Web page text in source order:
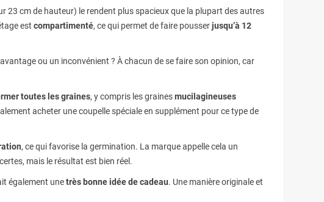
23 cm de hauteur) le rendent plus spacieux que la plupart des autres
est compartimenté, ce qui permet de faire pousserjusqu’à 12
ou un inconvénient ? À chacun de se faire son opinion, car
toutes les graines, y compris les grainesmucilagineuses
acheter une coupelle spéciale en supplément pour ce type de
, ce qui favorise la germination. La marque appelle cela un
mais le résultat est bien réel.
également unetrès bonne idée de cadeau. Une manière originale et